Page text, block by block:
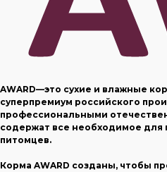
AWARD—это сухие и влажные
суперпремиум российского
профессиональными
содержат все необходимое для
питомцев.
Корма AWARD созданы, чтобы